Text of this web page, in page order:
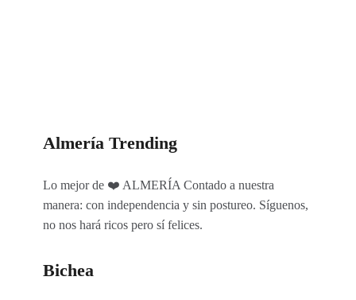
Almería Trending
Lo mejor de ❤️ ALMERÍA Contado a nuestra
manera: con independencia y sin postureo. Síguenos,
no nos hará ricos pero sí felices.
Bichea